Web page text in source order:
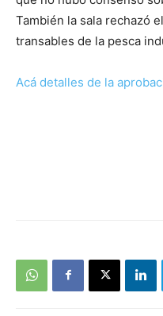
También la sala rechazó
transables de la pesca
Acá detalles de la